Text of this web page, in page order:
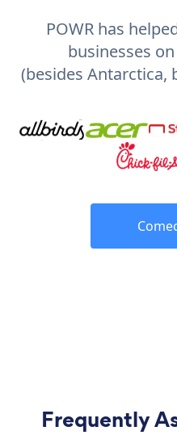
POWR has
businesses
(besides Antarctica,
Frequently